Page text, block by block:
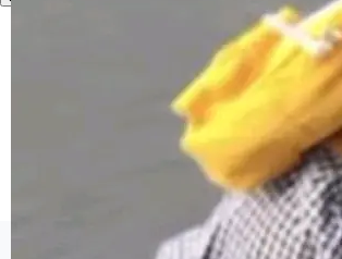
境、兼容场景、一键直出”。 Hy ASR 3.0
w 不要求标准普通话，方言识别覆盖粤语、吴语
等 10 大方言片区和 20 余个二级小片区。在开
源评测集中，Hy ASR 3.0 preview 在多语种的
©OSCHINA(OSChina.NET) 京ICP